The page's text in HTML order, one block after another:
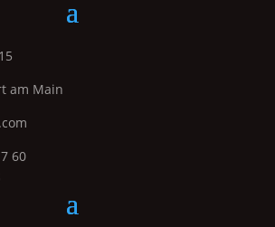
am Main
60